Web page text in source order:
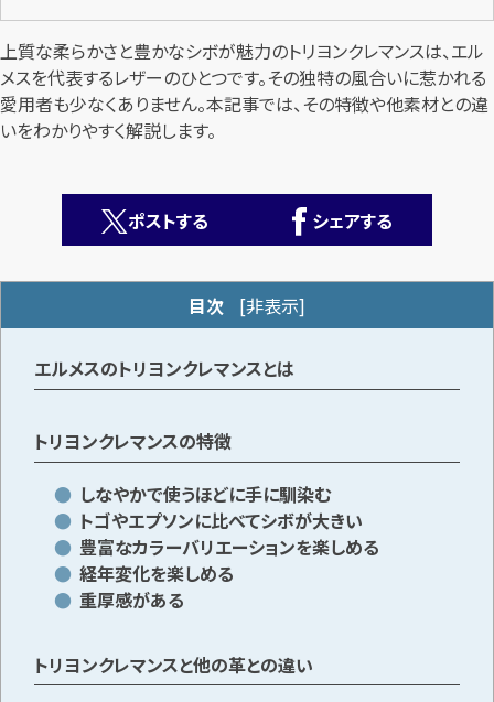
カンタン無料
最短1分！今すぐ査定金額をお伝えいたします
まずはお電話で無料査定
【総合受付】24時間・年中無休(年末年始除く)
メールで無料相談する
上質な柔らかさと豊かなシボが魅力のトリヨンクレマンスは、エル
メスを代表するレザーのひとつです。その独特の風合いに惹かれる
愛用者も少なくありません。本記事では、その特徴や他素材との違
いをわかりやすく解説します。
ポストする シェアする
目次 [非表示]
エルメスのトリヨンクレマンスとは
トリヨンクレマンスの特徴
しなやかで使うほどに手に馴染む
トゴやエプソンに比べてシボが大きい
豊富なカラーバリエーションを楽しめる
経年変化を楽しめる
重厚感がある
トリヨンクレマンスと他の革との違い